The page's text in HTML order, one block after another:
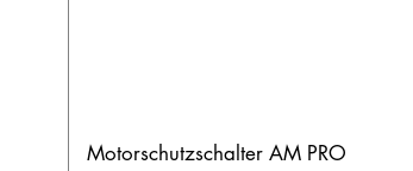
Motorschutzschalter AM PRO